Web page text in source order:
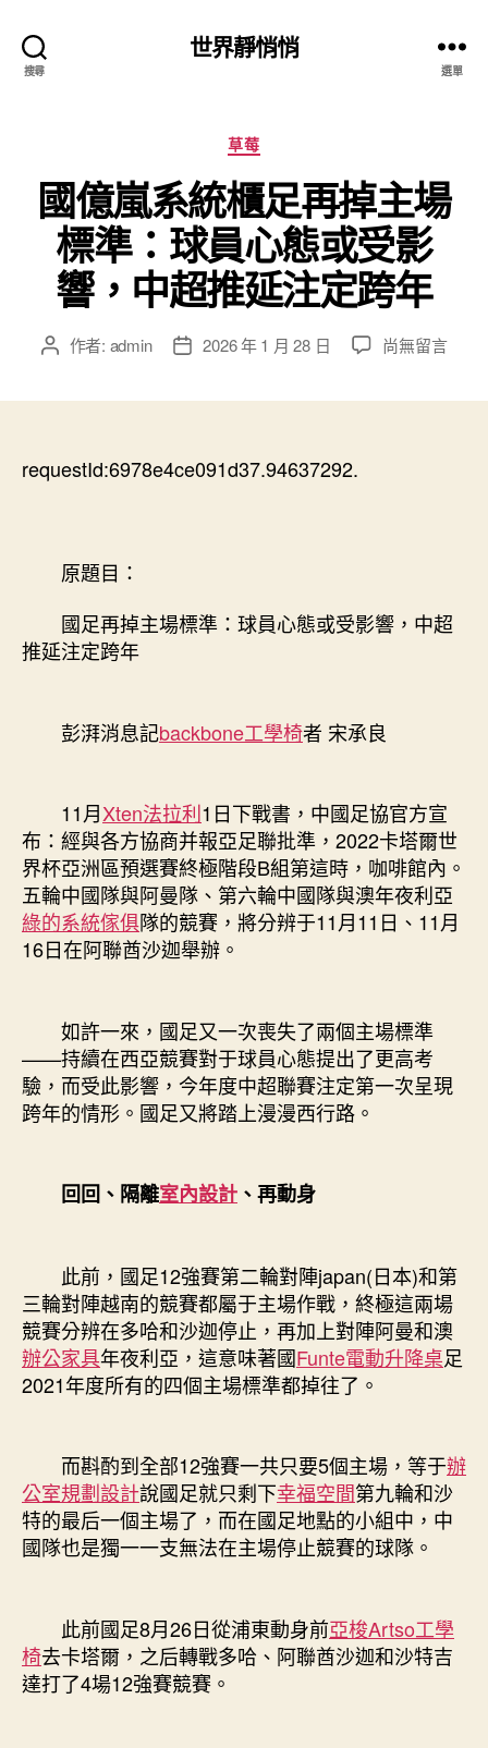
搜尋
世界靜悄悄
選單
分
類
草莓
國億嵐系統櫃足再掉主場
標準：球員心態或受影
響，中超推延注定跨年
文 作者: admin
文
期
2026 年 1 月 28 日
在
標
心
態
受
影
響，
中
超
推
年〉
中
尚無留言
requestId:6978e4ce091d37.94637292.
原題目：
國足再掉主場標準：球員心態或受影響，中超
推延注定跨年
彭湃消息記backbone工學椅者 宋承良
11月Xten法拉利1日下戰書，中國足協官方宣
布：經與各方協商并報亞足聯批準，2022卡塔爾世
界杯亞洲區預選賽終極階段B組第這時，咖啡館內。
五輪中國隊與阿曼隊、第六輪中國隊與澳年夜利亞
綠的系統傢俱隊的競賽，將分辨于11月11日、11月
16日在阿聯酋沙迦舉辦。
如許一來，國足又一次喪失了兩個主場標準
——持續在西亞競賽對于球員心態提出了更高考
驗，而受此影響，今年度中超聯賽注定第一次呈現
跨年的情形。國足又將踏上漫漫西行路。
回回、隔離室內設計 、再動身
此前，國足12強賽第二輪對陣japan(日本)和第
三輪對陣越南的競賽都屬于主場作戰，終極這兩場
競賽分辨在多哈和沙迦停止，再加上對陣阿曼和澳
辦公家具年夜利亞，這意味著國Funte電動升降桌足
2021年度所有的四個主場標準都掉往了。
而斟酌到全部12強賽一共只要5個主場，等于辦
公室規劃設計說國足就只剩下幸福空間第九輪和沙
特的最后一個主場了，而在國足地點的小組中，中
國隊也是獨一一支無法在主場停止競賽的球隊。
此前國足8月26日從浦東動身前亞梭Artso工學
椅去卡塔爾，之后轉戰多哈、阿聯酋沙迦和沙特吉
達打了4場12強賽競賽。